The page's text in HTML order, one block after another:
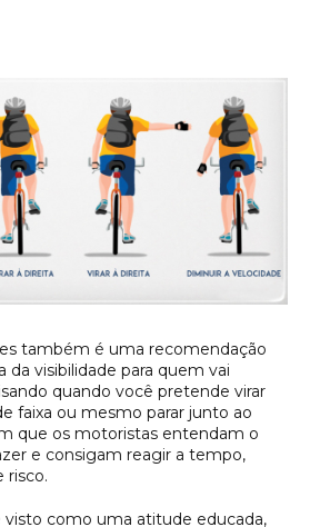
também é uma recomendação
da visibilidade para quem vai
quando você pretende virar
faixa ou mesmo parar junto ao
que os motoristas entendam o
e consigam reagir a tempo,
risco.
visto como uma atitude educada,